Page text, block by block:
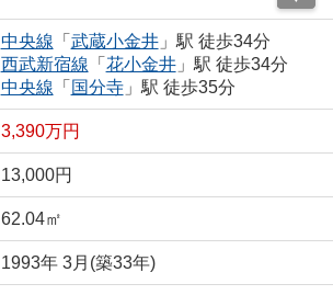
中央線 「 武蔵小金井」駅 徒歩34分
西武新宿線 「 花小金井」駅 徒歩34分
中央線 「 国分寺」駅 徒歩35分
3,390万円
13,000円
62.04㎡
1993年 3月(築33年)